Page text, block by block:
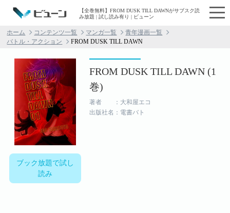
【全巻無料】FROM DUSK TILL DAWNがサブスク読
み放題 | 試し読み有り | ビューン
ホーム コンテンツ一覧 マンガ一覧
青年漫画一覧
バトル・アクション
FROM DUSK TILL DAWN
ブック放題で試し
読み
FROM DUSK TILL DAWN (1
巻)
著者 ：大和屋エコ
出版社名：電書バト